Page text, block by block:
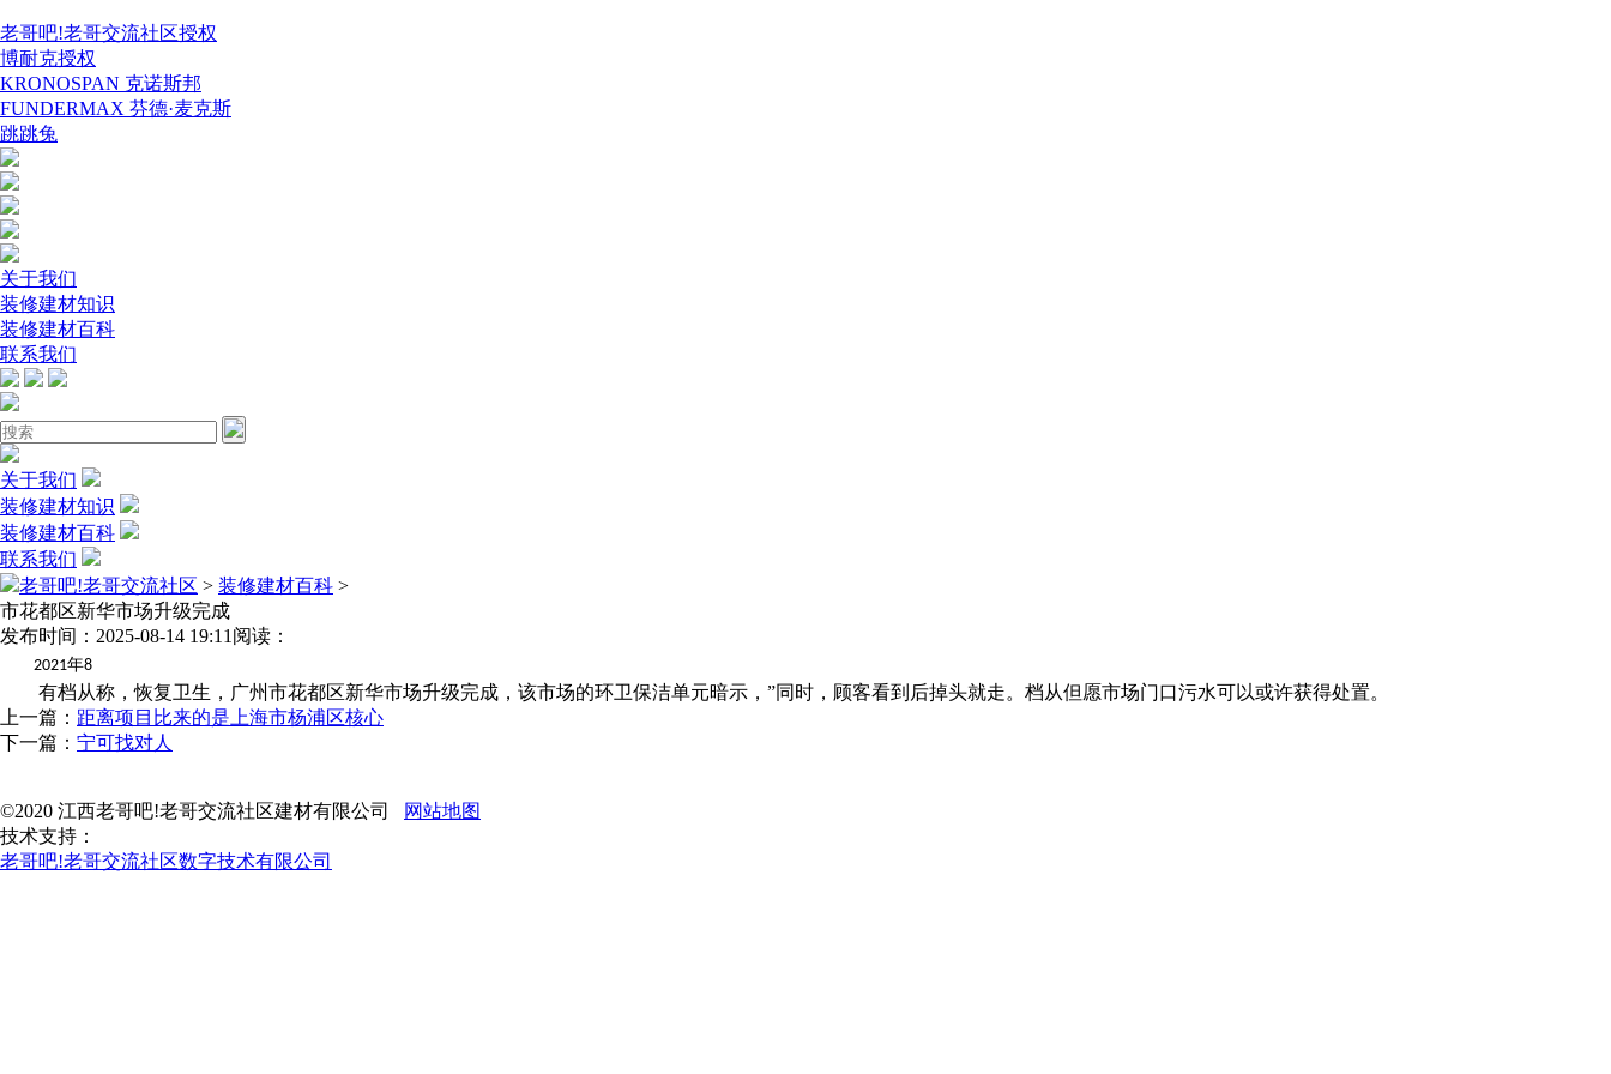
老哥吧!老哥交流社区授权
博耐克授权
KRONOSPAN 克诺斯邦
FUNDERMAX 芬德·麦克斯
跳跳兔
关于我们
装修建材知识
装修建材百科
联系我们
关于我们
装修建材知识
装修建材百科
联系我们
老哥吧!老哥交流社区 > 装修建材百科 >
市花都区新华市场升级完成
发布时间：2025-08-14 19:11 阅读：
2021年8
有档从称，恢复卫生，广州市花都区新华市场升级完成，该市场的环卫保洁单元暗示，”同时，顾客看到后掉头就走。档从但愿市场门口污水可以或许获得处置。
上一篇： 距离项目比来的是上海市杨浦区核心
下一篇： 宁可找对人
©2020 江西老哥吧!老哥交流社区建材有限公司
网站地图
技术支持：
老哥吧!老哥交流社区数字技术有限公司